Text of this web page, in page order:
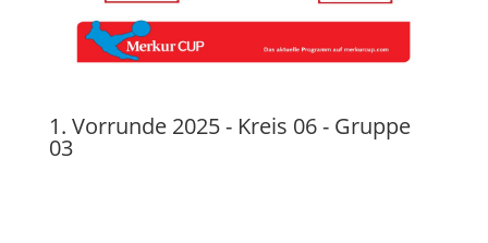
1. Vorrunde 2025 - Kreis 06 - Gruppe
03